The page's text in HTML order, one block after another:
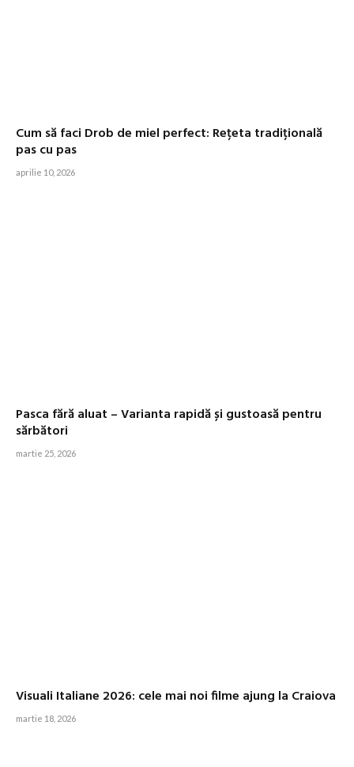
Cum să faci Drob de miel perfect: Rețeta tradițională
pas cu pas
aprilie 10, 2026
Pasca fără aluat – Varianta rapidă și gustoasă pentru
sărbători
martie 25, 2026
Visuali Italiane 2026: cele mai noi filme ajung la Craiova
martie 18, 2026